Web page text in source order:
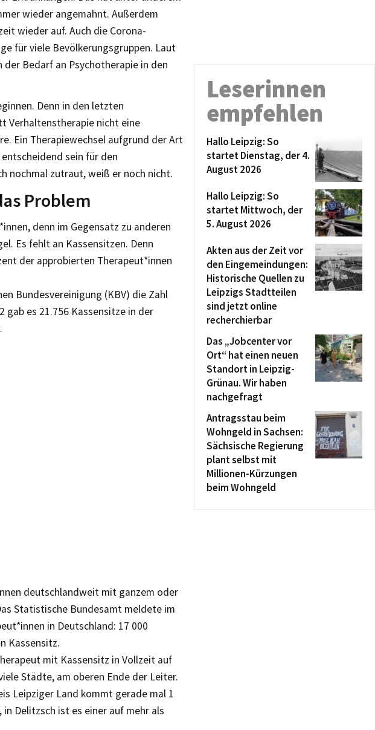
wieder angemahnt. Außerdem
wieder auf. Auch die Corona-
für viele Bevölkerungsgruppen. Laut
Bedarf an Psychotherapie in den
Denn in den letzten
Verhaltenstherapie nicht eine
Ein Therapiewechsel aufgrund der Art
sein für den
nochmal zutraut, weiß er noch nicht.
Problem
denn im Gegensatz zu anderen
Es fehlt an Kassensitzen. Denn
der approbierten Therapeut*innen
Bundesvereinigung (KBV) die Zahl
gab es 21.756 Kassensitze in der
deutschlandweit mit ganzem oder
Statistische Bundesamt meldete im
in Deutschland: 17 000
Kassensitz.
mit Kassensitz in Vollzeit auf
Städte, am oberen Ende der Leiter.
Leipziger Land kommt gerade mal 1
Delitzsch ist es einer auf mehr als
Leserinnen
empfehlen
Hallo Leipzig: So
startet Dienstag, der 4.
August 2026
Hallo Leipzig: So
startet Mittwoch, der
5. August 2026
Akten aus der Zeit vor
den Eingemeindungen:
Historische Quellen zu
Leipzigs Stadtteilen
sind jetzt online
recherchierbar
Das „Jobcenter vor
Ort“ hat einen neuen
Standort in Leipzig-
Grünau. Wir haben
nachgefragt
Antragsstau beim
Wohngeld in Sachsen:
Sächsische Regierung
plant selbst mit
Millionen-Kürzungen
beim Wohngeld